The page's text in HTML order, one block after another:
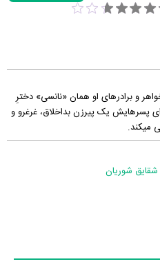
و برادرهای او همان «نانسی» دخترِ
پسرهایش یک پیرزن بداخلاق، غرغرو و
میکند.
شقایق شوریان